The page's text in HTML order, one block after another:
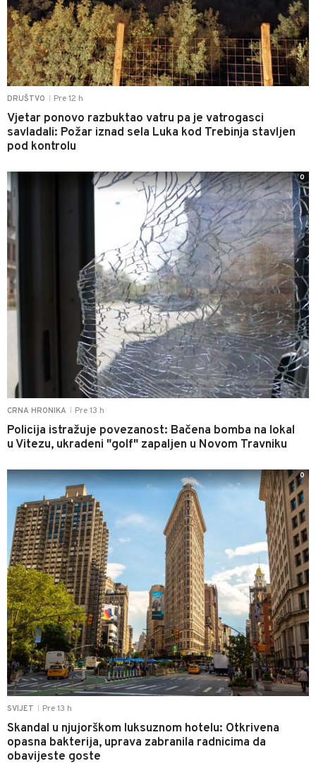
DRUŠTVO Pre 12 h
Vjetar ponovo razbuktao vatru pa je vatrogasci
savladali: Požar iznad sela Luka kod Trebinja stavljen
pod kontrolu
CRNA HRONIKA Pre 13 h
Policija istražuje povezanost: Bačena bomba na lokal
u Vitezu, ukradeni "golf" zapaljen u Novom Travniku
0
SVIJET Pre 13 h
Skandal u njujorškom luksuznom hotelu: Otkrivena
opasna bakterija, uprava zabranila radnicima da
obavijeste goste
0